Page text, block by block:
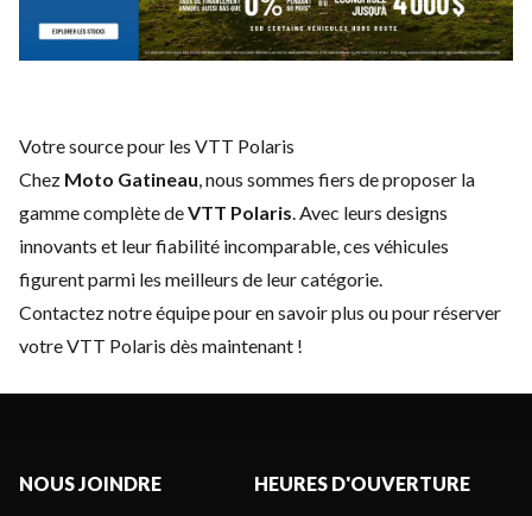
Votre source pour les VTT Polaris
Chez Moto Gatineau, nous sommes fiers de proposer la
gamme complète deVTT Polaris. Avec leurs designs
innovants et leur fiabilité incomparable, ces véhicules
figurent parmi les meilleurs de leur catégorie.
Contactez notre équipepour en savoir plus ou pour réserver
votre VTT Polaris dès maintenant !
NOUS JOINDRE HEURES D'OUVERTURE